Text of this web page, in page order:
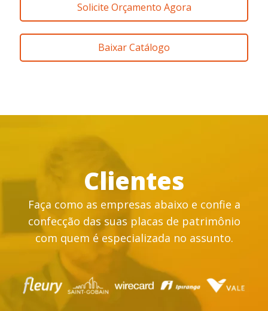
Solicite Orçamento Agora
Baixar Catálogo
Clientes
Faça como as empresas abaixo e confie a
confecção das suas placas de patrimônio
com quem é especializada no assunto.